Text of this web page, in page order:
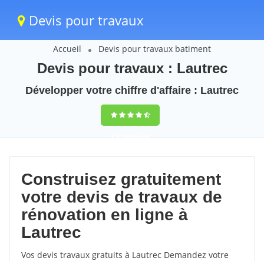
Devis pour travaux
Accueil Devis pour travaux batiment
Devis pour travaux : Lautrec
Développer votre chiffre d'affaire : Lautrec
9,5(100%)80
votes
Construisez gratuitement
votre devis de travaux de
rénovation en ligne à
Lautrec
Vos devis travaux gratuits à Lautrec Demandez votre